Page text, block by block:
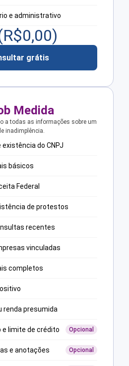
e administrativo
0,00)
grátis
Medida
a todas as informações sobre um
inadimplência.
do CNPJ
básicos
Federal
de protestos
recentes
vinculadas
completos
renda presumida
e limite de crédito Opcional
e anotações Opcional